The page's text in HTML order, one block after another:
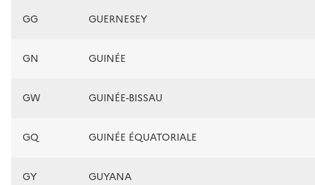
GG GUERNESEY
GN GUINÉE
GW GUINÉE-BISSAU
GQ GUINÉE ÉQUATORIALE
GY GUYANA